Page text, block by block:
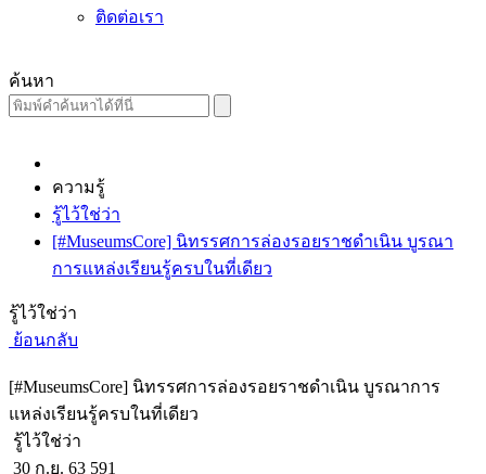
ติดต่อเรา
ค้นหา
ความรู้
รู้ไว้ใช่ว่า
[#MuseumsCore] นิทรรศการล่องรอยราชดำเนิน บูรณา
การแหล่งเรียนรู้ครบในที่เดียว
รู้ไว้ใช่ว่า
ย้อนกลับ
[#MuseumsCore] นิทรรศการล่องรอยราชดำเนิน บูรณาการ
แหล่งเรียนรู้ครบในที่เดียว
รู้ไว้ใช่ว่า
30 ก.ย. 63 591